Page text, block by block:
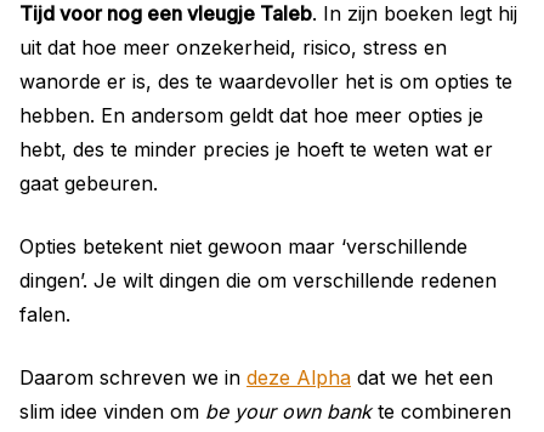
Tijd voor nog een vleugje Taleb. In zijn boeken legt hij
uit dat hoe meer onzekerheid, risico, stress en
wanorde er is, des te waardevoller het is om opties te
hebben. En andersom geldt dat hoe meer opties je
hebt, des te minder precies je hoeft te weten wat er
gaat gebeuren.
Opties betekent niet gewoon maar ‘verschillende
dingen’. Je wilt dingen die om verschillende redenen
falen.
Daarom schreven we in deze Alpha dat we het een
slim idee vinden om be your own bankte combineren